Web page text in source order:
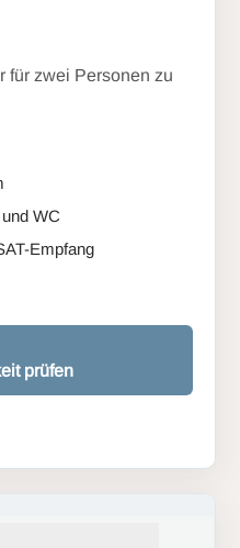
für zwei Personen zu
WC
Empfang
prüfen